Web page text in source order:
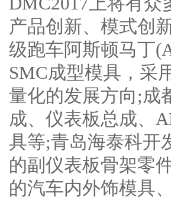
产品创新、模式创
级跑车阿斯顿马丁
SMC成型模具，采
量化的发展方向;成
成、仪表板总成、
具等;青岛海泰科开
的副仪表板骨架零
的汽车内外饰模具